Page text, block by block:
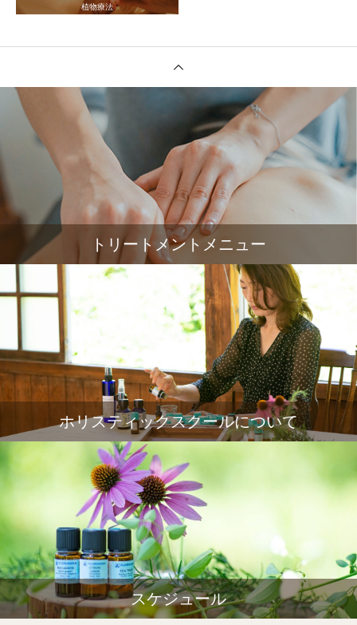
植物療法
トリートメントメニュー
ホリスティックスクールについて
スケジュール